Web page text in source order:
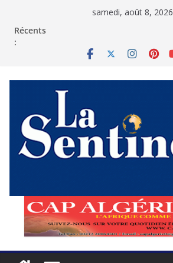
samedi, août 8, 2026
Récents
: